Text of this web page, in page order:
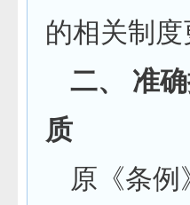
的相关制度
二、 准
质
原《条例